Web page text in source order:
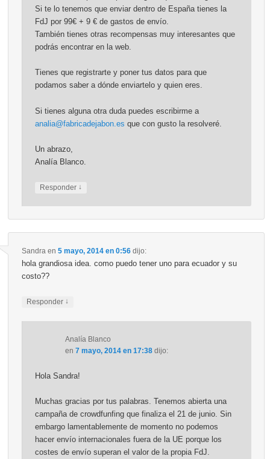
Si te lo tenemos que enviar dentro de España tienes la
FdJ por 99€ + 9 € de gastos de envío.
También tienes otras recompensas muy interesantes que
podrás encontrar en la web.
Tienes que registrarte y poner tus datos para que
podamos saber a dónde enviartelo y quien eres.
Si tienes alguna otra duda puedes escribirme a
analia@fabricadejabon.es que con gusto la resolveré.
Un abrazo,
Analía Blanco.
Responder ↓
Sandraen 5 mayo, 2014 en 0:56 dijo:
hola grandiosa idea. como puedo tener uno para ecuador y su
costo??
Responder ↓
Analía Blanco
en 7 mayo, 2014 en 17:38 dijo:
Hola Sandra!
Muchas gracias por tus palabras. Tenemos abierta una
campaña de crowdfunfing que finaliza el 21 de junio. Sin
embargo lamentablemente de momento no podemos
hacer envío internacionales fuera de la UE porque los
costes de envío superan el valor de la propia FdJ.